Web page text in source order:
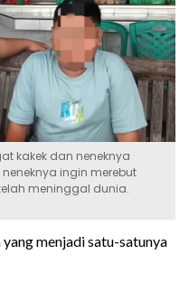
kakek dan neneknya
neneknya ingin merebut
meninggal dunia.
menjadi satu-satunya